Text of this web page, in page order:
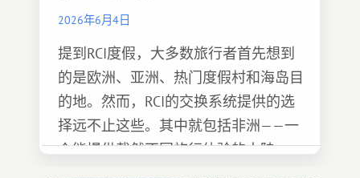
2026年6月4日
提到RCI度假，大多数旅行者首先想到
的是欧洲、亚洲、热门度假村和海岛目
的地。然而，RCI的交换系统提供的选
择远不止这些。其中就包括非洲——一
个能提供截然不同旅行体验的大陆。